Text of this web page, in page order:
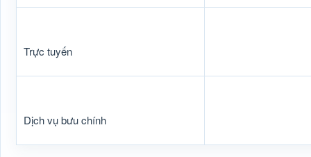
Trực tuyến
Dịch vụ bưu chính